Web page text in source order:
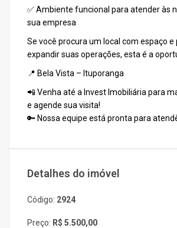
✅ Ambiente funcional para atender às
sua empresa
Se você procura um local com espaço e
expandir suas operações, esta é a
📍 Bela Vista – Ituporanga
📲 Venha até a Invest Imobiliária para
e agende sua visita!
🔑 Nossa equipe está pronta para
Detalhes do imóvel
Código: 2924
Preço: R$ 5.500,00